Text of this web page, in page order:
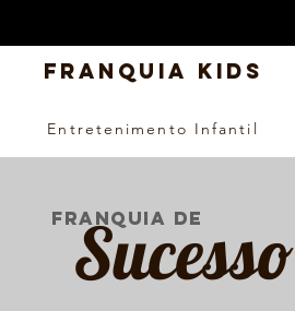
FRANQUIA KIDS
Entretenimento Infantil
Sucesso
FRANQUIA DE